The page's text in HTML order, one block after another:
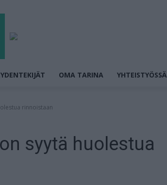
OMA TARINA YHTEISTYÖSSÄ
rinnoistaan
syytä huolestua